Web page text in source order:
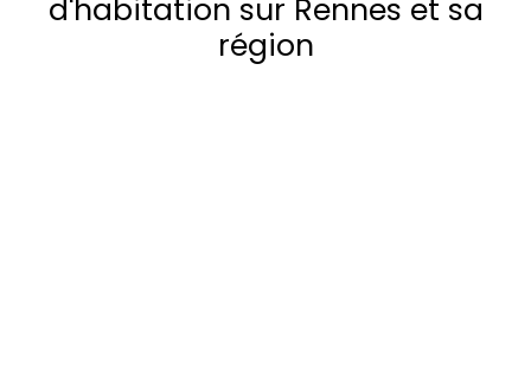
d'habitation sur Rennes et sa
région